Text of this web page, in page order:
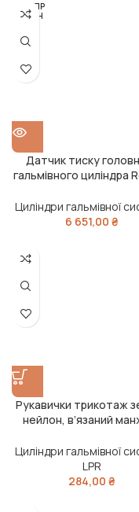
РОЗПР
ОДАН
Датчик тиску
гальмівного циліндра
SsangYong)
Циліндри гальмівної
6 651,00 ₴
Рукавички трикотаж
нейлон, в’язаний
Циліндри гальмівної
LPR
284,00 ₴